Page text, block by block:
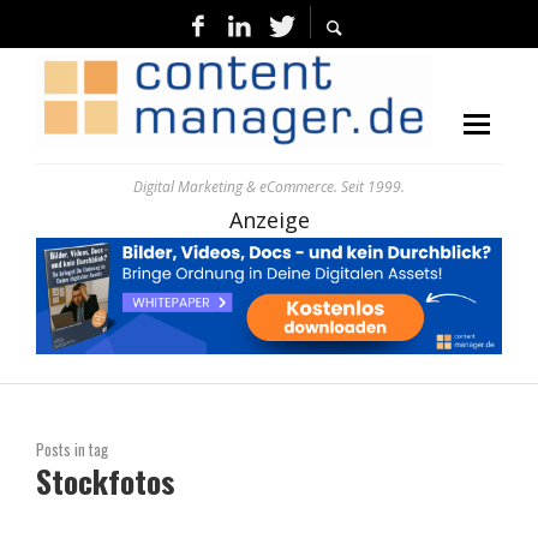
Digital Marketing & eCommerce. Seit 1999.
Anzeige
Posts in tag
Stockfotos